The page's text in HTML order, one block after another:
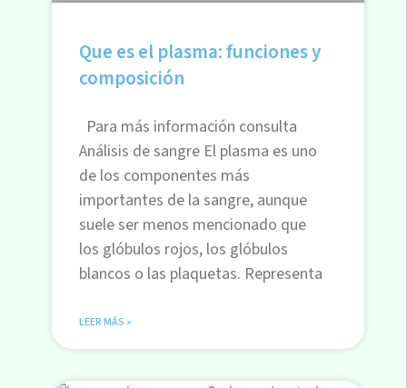
Que es el plasma: funciones y
composición
Para más información consulta
Análisis de sangre El plasma es uno
de los componentes más
importantes de la sangre, aunque
suele ser menos mencionado que
los glóbulos rojos, los glóbulos
blancos o las plaquetas. Representa
LEER MÁS »